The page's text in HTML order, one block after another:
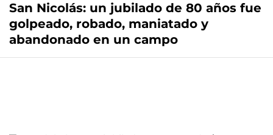
San Nicolás: un jubilado de 80 años fue
golpeado, robado, maniatado y
abandonado en un campo